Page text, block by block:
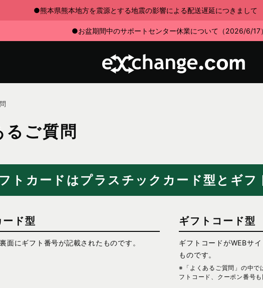
●熊本県熊本地方を震源とする地震の影響による配送遅延につきまし
●お盆期間中のサポートセンター休業について（2026/6/17）
るご質問
トカードはプラスチックカード型とギフ
ド型
面にギフト番号が記載されたものです。
ギフトコード型
ギフトコードがWEBサ
ものです。
※「よくあるご質問」の中で
フトコード、クーポン番号